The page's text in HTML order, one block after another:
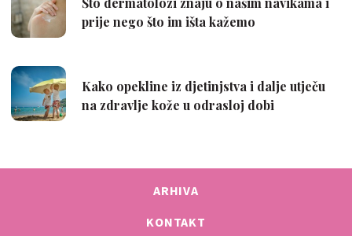
ARHIVA
KONTAKT